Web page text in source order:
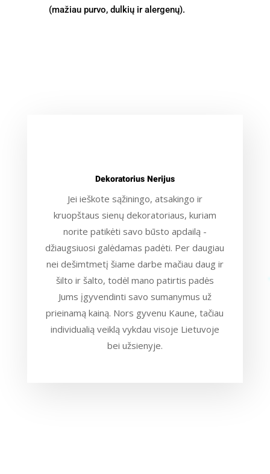
(mažiau purvo, dulkių ir alergenų).
Dekoratorius Nerijus
Jei ieškote sąžiningo, atsakingo ir
kruopštaus sienų dekoratoriaus, kuriam
norite patikėti savo būsto apdailą -
džiaugsiuosi galėdamas padėti. Per daugiau
nei dešimtmetį šiame darbe mačiau daug ir
šilto ir šalto, todėl mano patirtis padės
Jums įgyvendinti savo sumanymus už
prieinamą kainą. Nors gyvenu Kaune, tačiau
individualią veiklą vykdau visoje Lietuvoje
bei užsienyje.